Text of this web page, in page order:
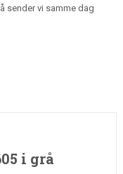
sender vi samme dag
i grå